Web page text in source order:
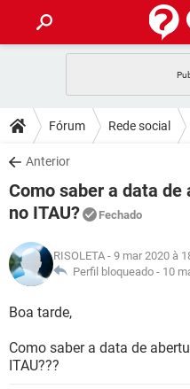
CELULAR
OUTLOOK
INSTAGRAM
GUIA DE COMPRAS
DICAS
JOGOS
OUTLOOK
GUIA DE COMPRAS
DOWNLOADS
JOGOS
CELULAR
OUTLOOK
INSTAGRAM
GUIA DE COMPRAS
FÓRUM
CELULAR
GUIA DE COMPRAS
GLOSSÁRIO
JOGOS
CELULAR
OUTLOOK
INSTAGRAM
Fórum Rede social
Anterior
Como saber a data
no ITAU?
Fechado
RISOLETA - 9 mar 2020 à
Perfil bloqueado - 10
Boa tarde,
Como saber a data de
ITAU???